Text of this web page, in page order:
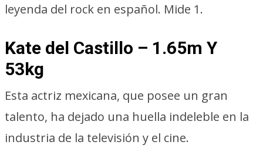
leyenda del rock en español. Mide 1.
Kate del Castillo – 1.65m Y
53kg
Esta actriz mexicana, que posee un gran
talento, ha dejado una huella indeleble en la
industria de la televisión y el cine.